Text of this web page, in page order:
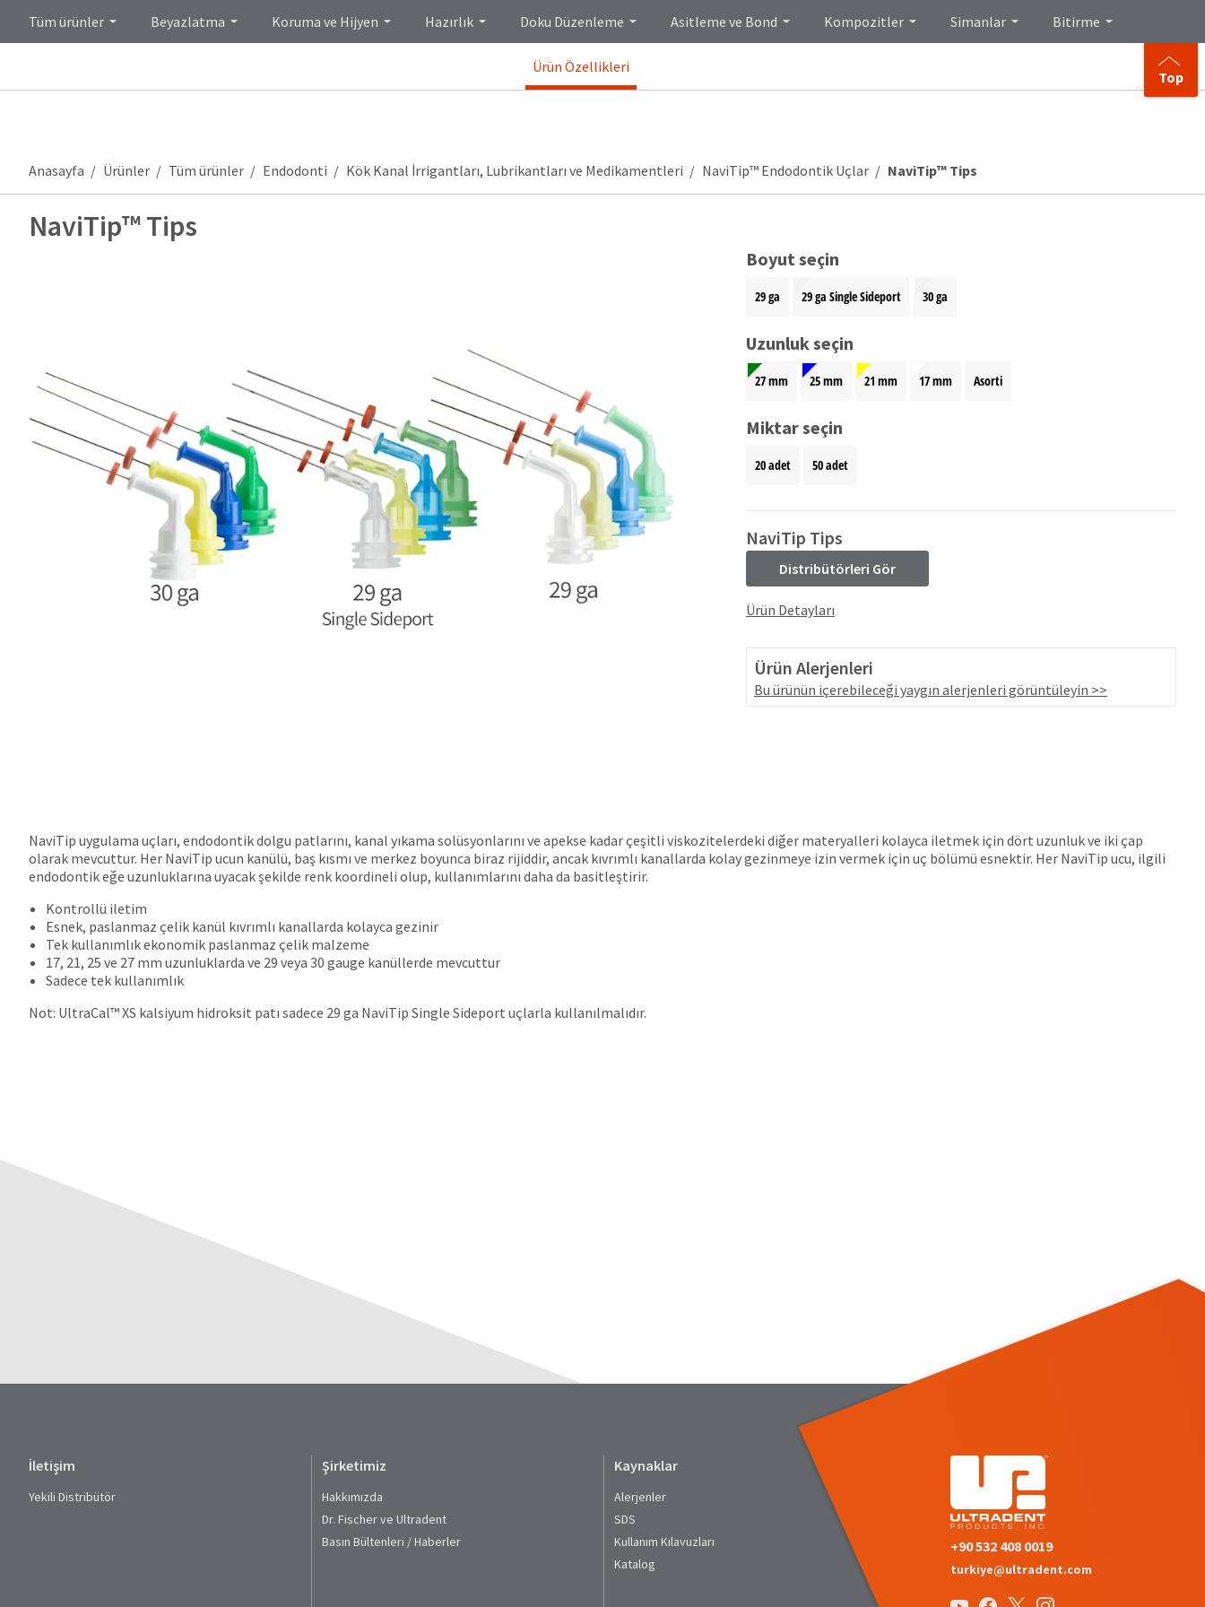
Tüm ürünler Beyazlatma Koruma ve Hijyen Hazırlık Doku Düzenleme Asitleme ve Bond Kompozitler Simanlar Bitirme
Ürün Özellikleri
Top
Anasayfa Ürünler Tüm ürünler Endodonti Kök Kanal İrrigantları, Lubrikantları ve Medikamentleri NaviTip™ Endodontik Uçlar NaviTip™ Tips
NaviTip™ Tips
Boyut seçin
29 ga 29 ga Single Sideport 30 ga
Uzunluk seçin
27 mm 25 mm 21 mm 17 mm Asorti
Miktar seçin
20 adet 50 adet
NaviTip Tips
Distribütörleri Gör
Ürün Detayları
Ürün Alerjenleri
Bu ürünün içerebileceği yaygın alerjenleri görüntüleyin >>
NaviTip uygulama uçları, endodontik dolgu patlarını, kanal yıkama solüsyonlarını ve apekse kadar çeşitli viskozitelerdeki diğer materyalleri kolayca iletmek için dört uzunluk ve iki çap
olarak mevcuttur. Her NaviTip ucun kanülü, baş kısmı ve merkez boyunca biraz rijiddir, ancak kıvrımlı kanallarda kolay gezinmeye izin vermek için uç bölümü esnektir. Her NaviTip ucu, ilgili
endodontik eğe uzunluklarına uyacak şekilde renk koordineli olup, kullanımlarını daha da basitleştirir.
Kontrollü iletim
Esnek, paslanmaz çelik kanül kıvrımlı kanallarda kolayca gezinir
Tek kullanımlık ekonomik paslanmaz çelik malzeme
17, 21, 25 ve 27 mm uzunluklarda ve 29 veya 30 gauge kanüllerde mevcuttur
Sadece tek kullanımlık
Not: UltraCal™ XS kalsiyum hidroksit patı sadece 29 ga NaviTip Single Sideport uçlarla kullanılmalıdır.
İletişim
Yekili Distribütör
Şirketimiz
Hakkımızda
Dr. Fischer ve Ultradent
Basın Bültenleri / Haberler
Kaynaklar
Alerjenler
SDS
Kullanım Kılavuzları​
Katalog
+90 532 408 0019
turkiye@ultradent.com